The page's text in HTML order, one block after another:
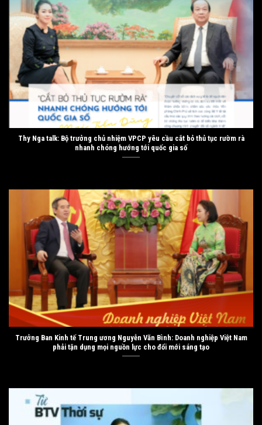
Thy Nga talk: Bộ trưởng chủ nhiệm VPCP yêu cầu cắt bỏ thủ tục rườm rà
nhanh chóng hướng tới quốc gia số
Trưởng Ban Kinh tế Trung ương Nguyễn Văn Bình: Doanh nghiệp Việt Nam
phải tận dụng mọi nguồn lực cho đổi mới sáng tạo